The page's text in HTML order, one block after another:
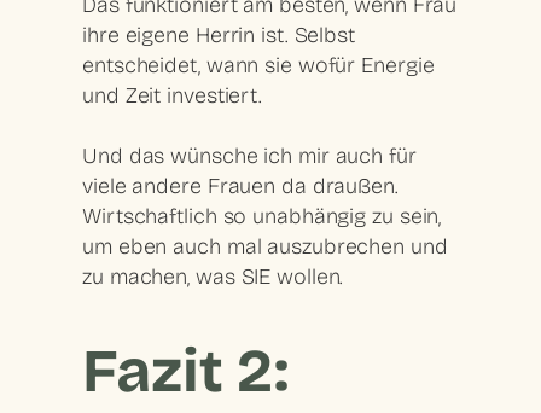
ihre eigene Herrin ist. Selbst
entscheidet, wann sie wofür Energie
und Zeit investiert.
Und das wünsche ich mir auch für
viele andere Frauen da draußen.
Wirtschaftlich so unabhängig zu sein,
um eben auch mal auszubrechen und
zu machen, was SIE wollen.
Fazit 2: